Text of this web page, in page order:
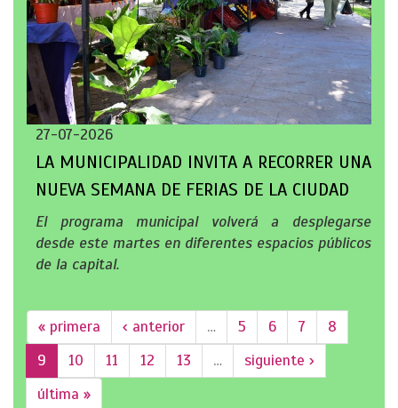
27-07-2026
LA MUNICIPALIDAD INVITA A RECORRER UNA
NUEVA SEMANA DE FERIAS DE LA CIUDAD
El programa municipal volverá a desplegarse
desde este martes en diferentes espacios públicos
de la capital.
« primera ‹ anterior … 5 6 7
8
9
10 11 12 13 …
siguiente ›
última »